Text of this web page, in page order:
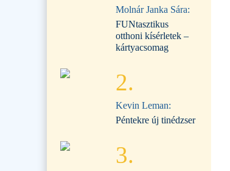
Molnár Janka Sára:
FUNtasztikus
otthoni kísérletek –
kártyacsomag
2.
Kevin Leman:
Péntekre új tinédzser
3.